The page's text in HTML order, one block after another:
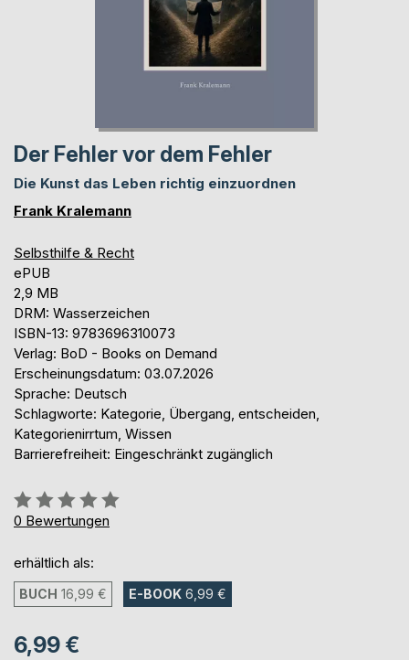
Der Fehler vor dem Fehler
Die Kunst das Leben richtig einzuordnen
Frank Kralemann
Selbsthilfe & Recht
ePUB
2,9 MB
DRM: Wasserzeichen
ISBN-13: 9783696310073
Verlag: BoD - Books on Demand
Erscheinungsdatum: 03.07.2026
Sprache: Deutsch
Schlagworte: Kategorie, Übergang, entscheiden,
Kategorienirrtum, Wissen
Barrierefreiheit: Eingeschränkt zugänglich
Bewertung::
0%
0 Bewertungen
erhältlich als:
BUCH 16,99 € E-BOOK 6,99 €
6,99 €